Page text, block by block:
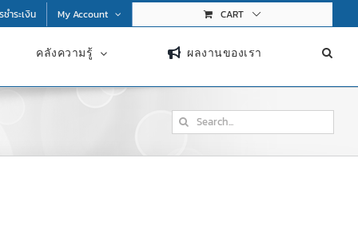
ำระเงิน My Account CART
คลังความรู้ ผลงานของเรา
Search
for: